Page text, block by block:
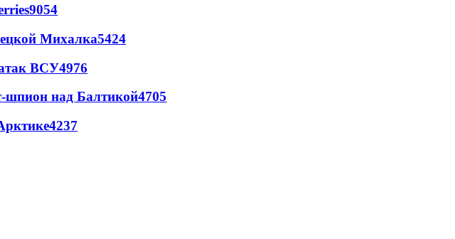
9054
Михалка5424
ВСУ4976
шпион над Балтикой4705
4237